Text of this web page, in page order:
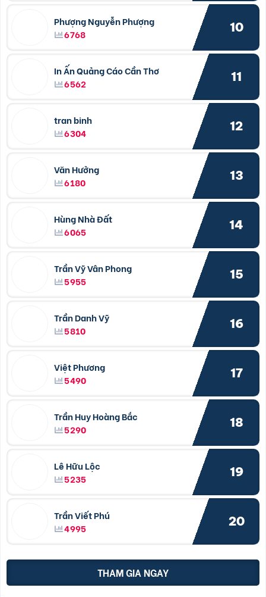
Phượng Nguyễn Phượng
6768
10
In Ấn Quảng Cáo Cần Thơ
6562
11
tran binh
6304
12
Văn Hưởng
6180
13
Hùng Nhà Đất
6065
14
Trần Vỹ Vân Phong
5955
15
Trần Danh Vỹ
5810
16
Việt Phương
5490
17
Trần Huy Hoàng Bắc
5290
18
Lê Hữu Lộc
5235
19
Trần Viết Phú
4995
20
THAM GIA NGAY